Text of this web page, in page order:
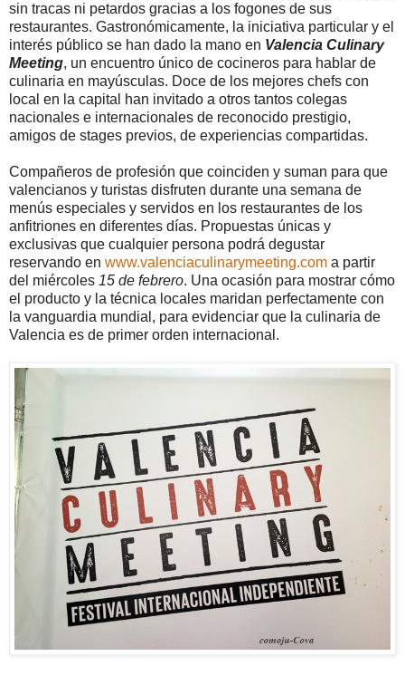
sin tracas ni petardos gracias a los fogones de sus
restaurantes. Gastronómicamente, la iniciativa particular y el
interés público se han dado la mano en Valencia Culinary
Meeting, un encuentro único de cocineros para hablar de
culinaria en mayúsculas. Doce de los mejores chefs con
local en la capital han invitado a otros tantos colegas
nacionales e internacionales de reconocido prestigio,
amigos de stages previos, de experiencias compartidas.
Compañeros de profesión que coinciden y suman para que
valencianos y turistas disfruten durante una semana de
menús especiales y servidos en los restaurantes de los
anfitriones en diferentes días. Propuestas únicas y
exclusivas que cualquier persona podrá degustar
reservando en www.valenciaculinarymeeting.com a partir
del miércoles 15 de febrero. Una ocasión para mostrar cómo
el producto y la técnica locales maridan perfectamente con
la vanguardia mundial, para evidenciar que la culinaria de
Valencia es de primer orden internacional.